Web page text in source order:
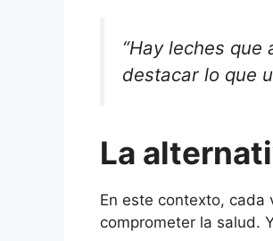
“Hay leches que
destacar lo que
La
En este contexto, cada
comprometer la salud.